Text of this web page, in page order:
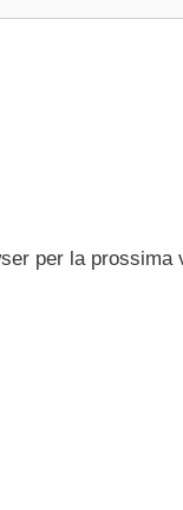
per la prossima